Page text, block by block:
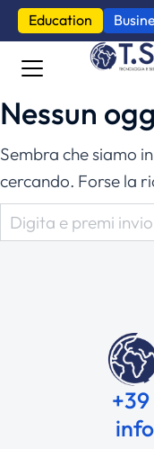
Education
Nessun
Sembra che siamo
cercando. Forse la